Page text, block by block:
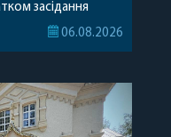
засідання
імені членів Ради
Божої
та
06.08.2026